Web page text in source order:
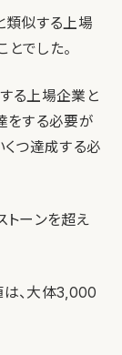
類似する上場
でした。
る上場企業と
をする必要が
くつ達成する必
トーンを超え
、大体3,000